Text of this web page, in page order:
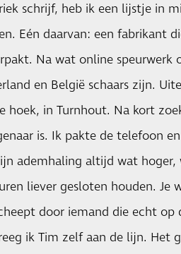
schrijf, heb ik een lijstje in
Eén daarvan: een fabrikant
Na wat online
en België schaars zijn.
hoek, in Turnhout. Na kort
is. Ik pakte de telefoon
ademhaling altijd wat
liever gesloten houden.
door iemand die echt op
ik Tim zelf aan de lijn. Het